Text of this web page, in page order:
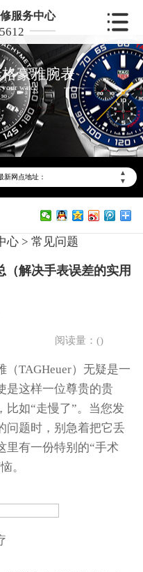
服务中心
豪雅腕表
your watch
▲
▼
网络优化升级公告
户服务热线：400-801-5612
新网点地址：
北京市东城区东长安街1号东方广场写字楼W3座6层602室（需提前预约）
北京市朝阳区建国门外大街甲6号华熙国际中心写字楼D座11层1102室（需提前预约）
心 > 常见问题
解决手表误差的实用
阅读量：()
TAGHeuer）无疑是一
是这样一位尊贵的贵
比如“走慢了”。当您发
问题时，别急着把它丢
里有一份特别的“手术
。